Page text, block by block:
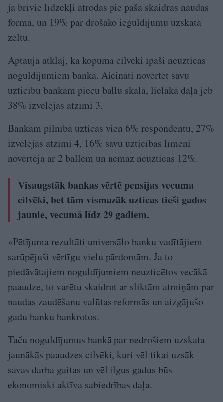
ja brīvie līdzekļi atrodas pie paša skaidras naudas
formā, un 19% par drošāko ieguldījumu uzskata
zeltu.
Aptauja atklāj, ka kopumā cilvēki īpaši neuzticas
noguldījumiem bankā. Aicināti novērtēt savu
uzticību bankām piecu ballu skalā, lielākā daļa jeb
38% izvēlējās atzīmi 3.
Bankām pilnībā uzticas vien 6% respondentu, 27%
izvēlējās atzīmi 4, 16% savu uzticības līmeni
novērtēja ar 2 ballēm un nemaz neuzticas 12%.
Visaugstāk bankas vērtē pensijas vecuma
cilvēki, bet tām vismazāk uzticas tieši gados
jaunie, vecumā līdz 29 gadiem.
«Pētījuma rezultāti universālo banku vadītājiem
sarūpējuši vērtīgu vielu pārdomām. Ja to
piedāvātajiem noguldījumiem neuzticētos vecākā
paaudze, to varētu skaidrot ar sliktām atmiņām par
naudas zaudēšanu valūtas reformās un aizgājušo
gadu banku bankrotos.
Taču noguldījumus bankā par nedrošiem uzskata
jaunākās paaudzes cilvēki, kuri vēl tikai uzsāk
savas darba gaitas un vēl ilgus gadus būs
ekonomiski aktīva sabiedrības daļa.